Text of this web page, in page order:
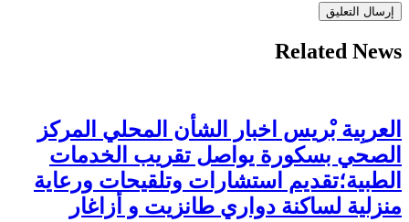
Related News
العربِية بْريس اخبار الشأن المحلي المركز
الصحي بسكورة يواصل تقريب الخدمات
الطبية؛تقديم استشارات وتلقيحات ورعاية
منزلية لساكنة دواري طانزيت و أزاغار